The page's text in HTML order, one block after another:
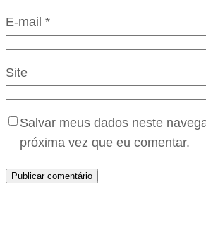
E-mail *
Site
Salvar meus dados neste
próxima vez que eu comentar.